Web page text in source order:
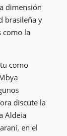
dimensión
brasileña y
como la
como
discute la
Aldeia
en el